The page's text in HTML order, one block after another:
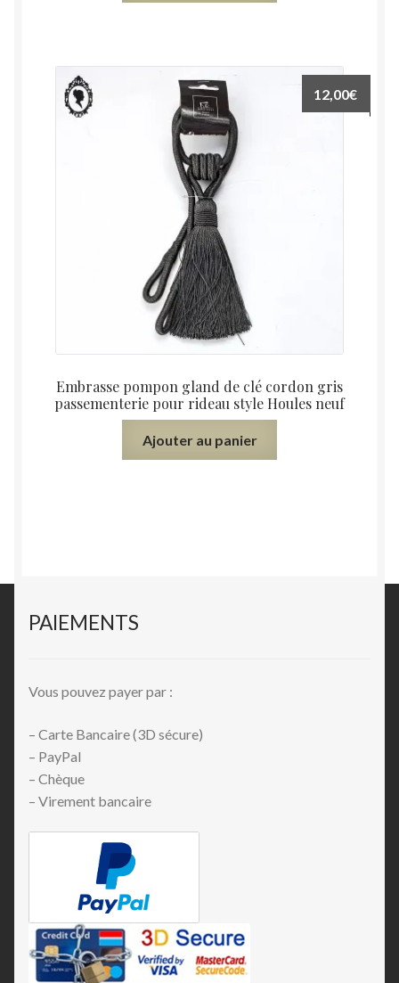
Embrasse pompon gland de clé cordon gris
passementerie pour rideau style Houles neuf
12,00€
Ajouter au panier
PAIEMENTS
Vous pouvez payer par :
– Carte Bancaire (3D sécure)
– PayPal
– Chèque
– Virement bancaire